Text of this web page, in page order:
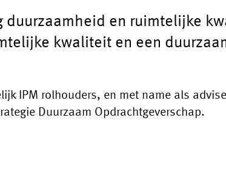
duurzaamheid en ruimtelijke
kwaliteit en een
IPM rolhouders, en met name als
Duurzaam Opdrachtgeverschap.